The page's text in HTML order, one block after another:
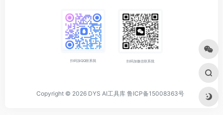
扫码加QQ联系我 扫码加微信联系我
Copyright © 2026 DYS AI工具库 鲁ICP备15008363号